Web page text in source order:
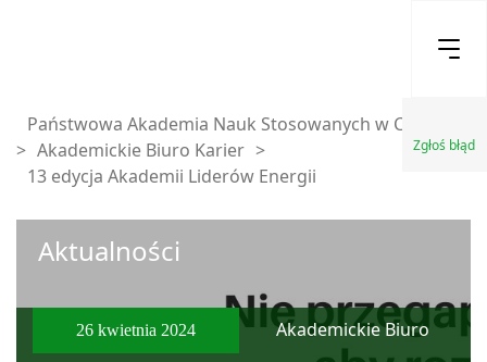
Zgłoś błąd
Państwowa Akademia Nauk Stosowanych w Chełmie
> Akademickie Biuro Karier >
13 edycja Akademii Liderów Energii
Aktualności
26 kwietnia 2024
Akademickie Biuro